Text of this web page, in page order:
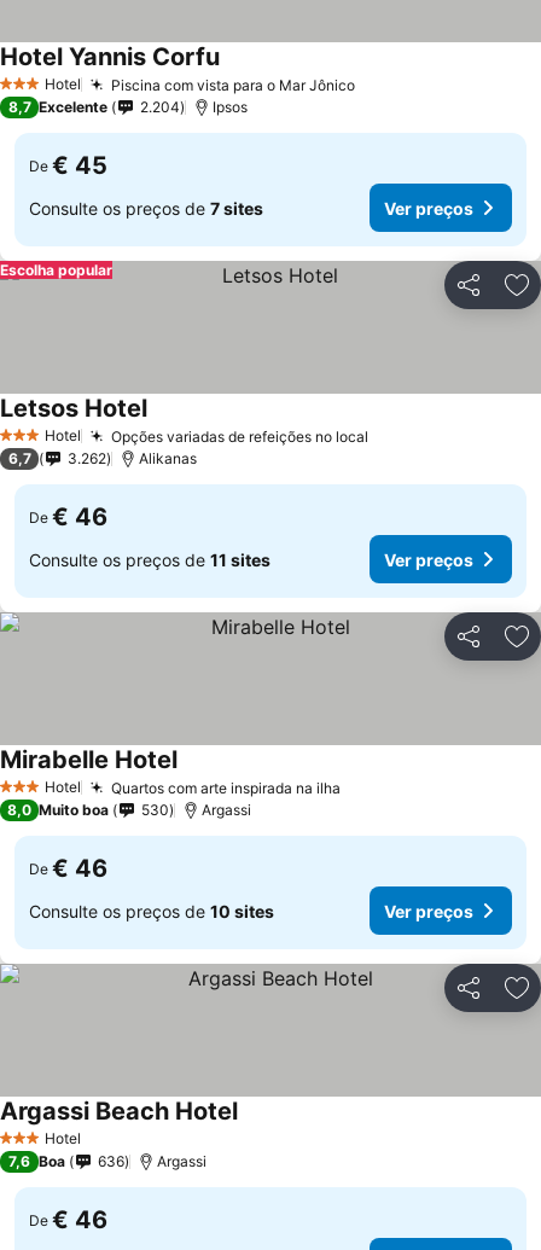
3 EstrelasHotel Piscina com vista para o Mar Jônico
Hotel Yannis Corfu
8,7 Excelente 2.204 Ipsos
De € 45
Consulte os preços de 7 sites Ver preços
Partilhar
Escolha popular
3 EstrelasHotel Opções variadas de refeições no local
Letsos Hotel
6,7 3.262 Alikanas
De € 46
Consulte os preços de 11 sites Ver preços
Partilhar
3 EstrelasHotel Quartos com arte inspirada na ilha
Mirabelle Hotel
8,0 Muito boa 530 Argassi
De € 46
Consulte os preços de 10 sites Ver preços
Partilhar
3 EstrelasHotel
Argassi Beach Hotel
7,6 Boa 636 Argassi
De € 46